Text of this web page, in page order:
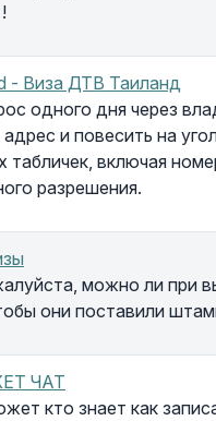
- Виза ДТВ Таиланд
одного дня через
и повесить на
включая
разрешения.
можно ли при
они поставили
ЧАТ
кто знает как